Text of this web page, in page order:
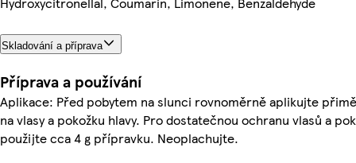
Skladování a příprava
Příprava a používání
Aplikace: Před pobytem na slunci rovnoměrně aplikujte
na vlasy a pokožku hlavy. Pro dostatečnou ochranu vlasů a
použijte cca 4 g přípravku. Neoplachujte.